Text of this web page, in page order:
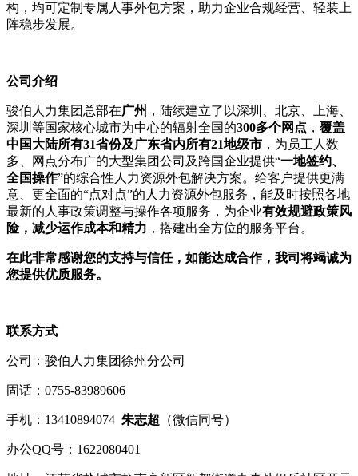
构，均可定制专属人事外包方案，助力企业合规经营、轻装上
阵稳步发展。
公司介绍
骏伯人力集团总部在广州 ，陆续建立了以深圳、北京、上海、
深圳等国家核心城市为中心的辐射全国的300多个网点 ， 覆盖
中国大陆所有31省份及广东省内所有21地级市 ，为员工人数
多、网点分布广的大型集团公司及跨国企业提供“一地签约、
全国操作”的综合性人力资源外包解决方案。给客户提供更满
意、更全面的“点对点”的人力资源外包服务，能及时按照各地
最新的人事政策调整与操作各项服务，为企业有效规避政策风
险，减少运作成本和精力 ，搭建出全方位的服务平台。
在此非常感谢您的支持与信任，如能达成合作，我司将竭诚为
您提供优质服务。
联系方式
公司：骏伯人力集团徐州分公司
固话：0755-83989606
手机：13410894074 朱志超 （微信同号）
办公QQ号：1622080401